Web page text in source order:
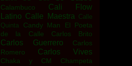
Calambuco
Cali Flow
Latino Calle Maestra Calle
Quinta
Candy Man El Poeta
de la Calle
Carlos Brito
Carlos Guerrero
Carlos
Romero
Carlos Vives
Chaka y CM
Champeta